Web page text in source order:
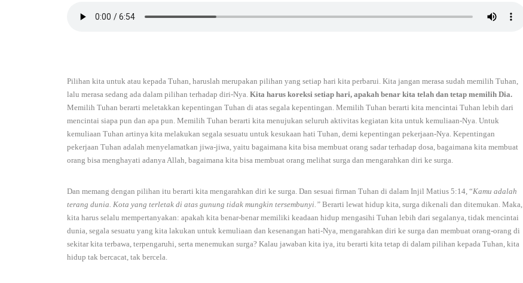
Pilihan kita untuk atau kepada Tuhan, haruslah merupakan pilihan yang setiap hari kita perbarui. Kita jangan merasa sudah memilih Tuhan,
lalu merasa sedang ada dalam pilihan terhadap diri-Nya. Kita harus koreksi setiap hari, apakah benar kita telah dan tetap memilih Dia.
Memilih Tuhan berarti meletakkan kepentingan Tuhan di atas segala kepentingan. Memilih Tuhan berarti kita mencintai Tuhan lebih dari
mencintai siapa pun dan apa pun. Memilih Tuhan berarti kita menujukan seluruh aktivitas kegiatan kita untuk kemuliaan-Nya. Untuk
kemuliaan Tuhan artinya kita melakukan segala sesuatu untuk kesukaan hati Tuhan, demi kepentingan pekerjaan-Nya. Kepentingan
pekerjaan Tuhan adalah menyelamatkan jiwa-jiwa, yaitu bagaimana kita bisa membuat orang sadar terhadap dosa, bagaimana kita membuat
orang bisa menghayati adanya Allah, bagaimana kita bisa membuat orang melihat surga dan mengarahkan diri ke surga.
Dan memang dengan pilihan itu berarti kita mengarahkan diri ke surga. Dan sesuai firman Tuhan di dalam Injil Matius 5:14, “Kamu adalah
terang dunia. Kota yang terletak di atas gunung tidak mungkin tersembunyi.” Berarti lewat hidup kita, surga dikenali dan ditemukan. Maka,
kita harus selalu mempertanyakan: apakah kita benar-benar memiliki keadaan hidup mengasihi Tuhan lebih dari segalanya, tidak mencintai
dunia, segala sesuatu yang kita lakukan untuk kemuliaan dan kesenangan hati-Nya, mengarahkan diri ke surga dan membuat orang-orang di
sekitar kita terbawa, terpengaruhi, serta menemukan surga? Kalau jawaban kita iya, itu berarti kita tetap di dalam pilihan kepada Tuhan, kita
hidup tak bercacat, tak bercela.